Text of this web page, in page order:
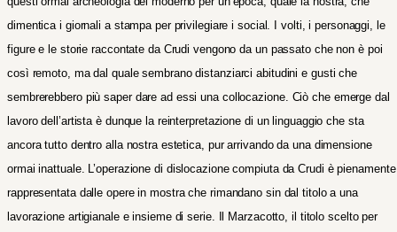
dimentica i giornali a stampa per privilegiare i social. I volti, i personaggi, le
figure e le storie raccontate da Crudi vengono da un passato che non è poi
così remoto, ma dal quale sembrano distanziarci abitudini e gusti che
sembrerebbero più saper dare ad essi una collocazione. Ciò che emerge dal
lavoro dell’artista è dunque la reinterpretazione di un linguaggio che sta
ancora tutto dentro alla nostra estetica, pur arrivando da una dimensione
ormai inattuale. L’operazione di dislocazione compiuta da Crudi è pienamente
rappresentata dalle opere in mostra che rimandano sin dal titolo a una
lavorazione artigianale e insieme di serie. Il Marzacotto, il titolo scelto per